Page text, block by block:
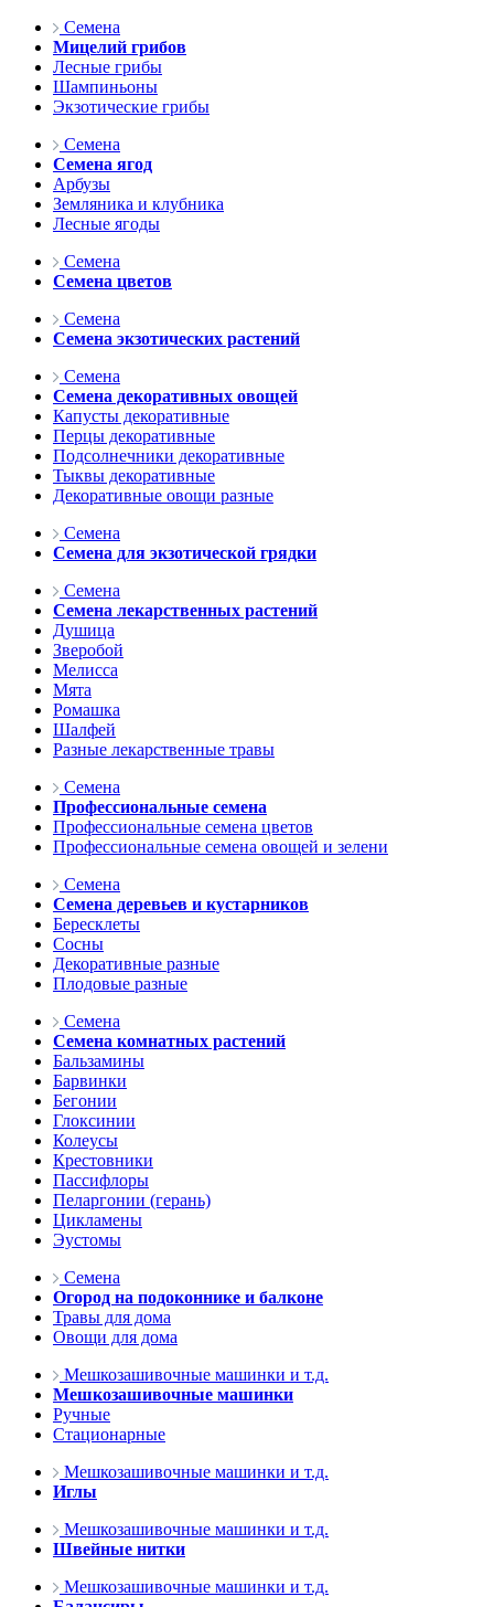
Семена
Мицелий грибов
Лесные грибы
Шампиньоны
Экзотические грибы
Семена
Семена ягод
Арбузы
Земляника и клубника
Лесные ягоды
Семена
Семена цветов
Семена
Семена экзотических растений
Семена
Семена декоративных овощей
Капусты декоративные
Перцы декоративные
Подсолнечники декоративные
Тыквы декоративные
Декоративные овощи разные
Семена
Семена для экзотической грядки
Семена
Семена лекарственных растений
Душица
Зверобой
Мелисса
Мята
Ромашка
Шалфей
Разные лекарственные травы
Семена
Профессиональные семена
Профессиональные семена цветов
Профессиональные семена овощей и зелени
Семена
Семена деревьев и кустарников
Бересклеты
Сосны
Декоративные разные
Плодовые разные
Семена
Семена комнатных растений
Бальзамины
Барвинки
Бегонии
Глоксинии
Колеусы
Крестовники
Пассифлоры
Пеларгонии (герань)
Цикламены
Эустомы
Семена
Огород на подоконнике и балконе
Травы для дома
Овощи для дома
Мешкозашивочные машинки и т.д.
Мешкозашивочные машинки
Ручные
Стационарные
Мешкозашивочные машинки и т.д.
Иглы
Мешкозашивочные машинки и т.д.
Швейные нитки
Мешкозашивочные машинки и т.д.